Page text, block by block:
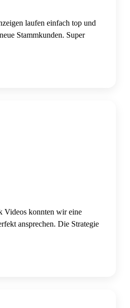
laufen einfach top und
Stammkunden. Super
Videos konnten wir eine
ansprechen. Die Strategie